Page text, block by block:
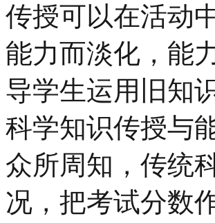
传授可以在活动
能力而淡化，能
导学生运用旧知
科学知识传授与
众所周知，传统
况，把考试分数